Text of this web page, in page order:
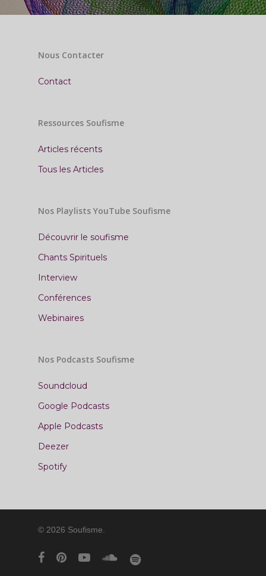
Nous Contacter
Contact
Ressources Soufisme
Articles récents
Tous les Articles
Nos Playlists YouTube Soufisme
Découvrir le soufisme
Chants Spirituels
Interview
Conférences
Webinaires
Nos Podcasts Soufisme
Soundcloud
Google Podcasts
Apple Podcasts
Deezer
Spotify
© 2026 Soufisme.